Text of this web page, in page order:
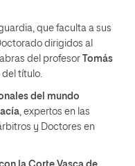
que faculta a sus
dirigidos al
del profesor
Tomás
título.
del mundo
, expertos en las
y Doctores en